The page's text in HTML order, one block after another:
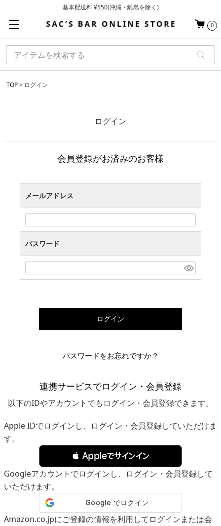
基本配送料 ¥550(沖縄・離島を除く)
お買い上げ合計¥3,980以上で送料無料
0
TOP ログイン
ログイン
会員登録がお済みのお客様
メールアドレス
パスワード
ログイン
パスワードをお忘れですか？
連携サービスでログイン・会員登録
以下のIDやアカウントでもログイン・会員登録できます。
Apple IDでログインし、ログイン・会員登録していただけま
す。
 Appleでサインイン
Googleアカウントでログインし、ログイン・会員登録して
いただけます。
Amazon.co.jpにご登録の情報を利用してログインまたは会